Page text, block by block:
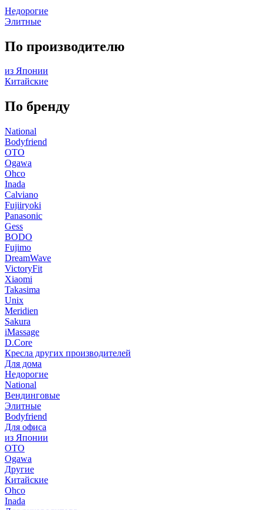
Недорогие
Элитные
По производителю
из Японии
Китайские
По бренду
National
Bodyfriend
OTO
Ogawa
Ohco
Inada
Calviano
Fujiiryoki
Panasonic
Gess
BODO
Fujimo
DreamWave
VictoryFit
Xiaomi
Takasima
Unix
Meridien
Sakura
iMassage
D.Core
Кресла других производителей
Для дома
Недорогие
National
Вендинговые
Элитные
Bodyfriend
Для офиса
из Японии
OTO
Ogawa
Другие
Китайские
Ohco
Inada